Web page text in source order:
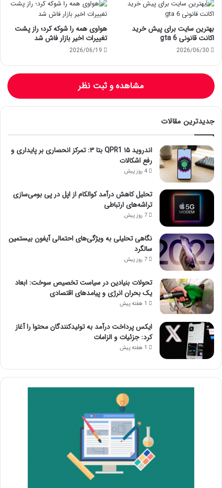
بهترین سایت برای پیش خرید
اکانت قانونی gta 6
2026/06/30
هواوی همه را شوکه کرد؛ راز پشت
تغییرات اخیر بازار فاش شد
2026/06/19
مشاهده و ثبت نظر
جدیدترین مقالات
اندروید ۱۵ QPR1 بتا ۳: تمرکز انحصاری بر پایداری و
رفع اشکالات
4 روز پیش
تحلیل کاهش درآمد کوالکام از اپل در پی بومی‌سازی
تراشه‌های ارتباطی
7 روز پیش
نگاهی تحلیلی به ویژگی‌های احتمالی آیفون بیستمین
سالگرد
7 روز پیش
تحولات بنیادین در سیاست تخصیص سوخت: ابعاد
یک بحران انرژی و پیامدهای اقتصادی
1 هفته پیش
ایکس پرداخت درآمد به تولیدکنندگان محتوا را آغاز
کرد: جزئیات و الزامات
1 هفته پیش